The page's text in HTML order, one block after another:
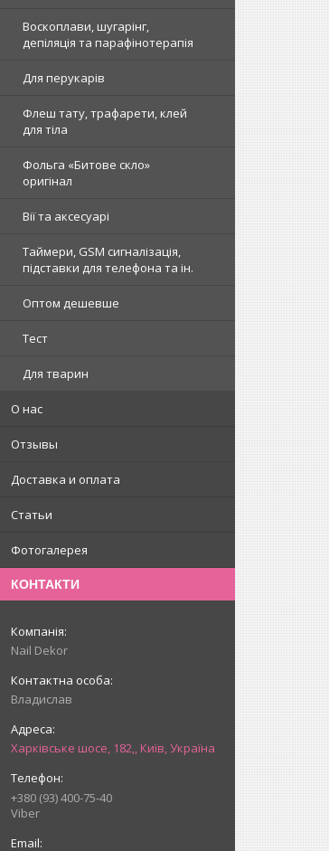
Воскоплави, шугарінг,
депіляція та парафінотерапія
Для перукарів
Флеш тату, трафарети, клей
для тіла
Фольга «Битове скло»
оригінал
Вії та аксесуарі
Таймери, GSM сигналізація,
підставки для телефона та ін.
Оптом дешевше
Тест
Для тварин
О нас
Отзывы
Доставка и оплата
Статьи
Фотогалерея
КОНТАКТИ
Nail Dekor
Владислав
Харківське шосе, 182,, Київ, Україна
+380 (93) 400-75-40
Viber